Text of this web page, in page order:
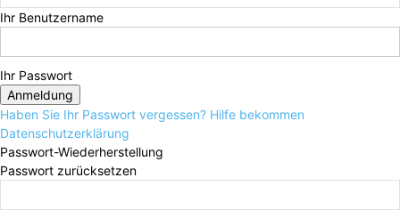
Ihr Benutzername
Ihr Passwort
Haben Sie Ihr Passwort vergessen? Hilfe bekommen
Datenschutzerklärung
Passwort-Wiederherstellung
Passwort zurücksetzen